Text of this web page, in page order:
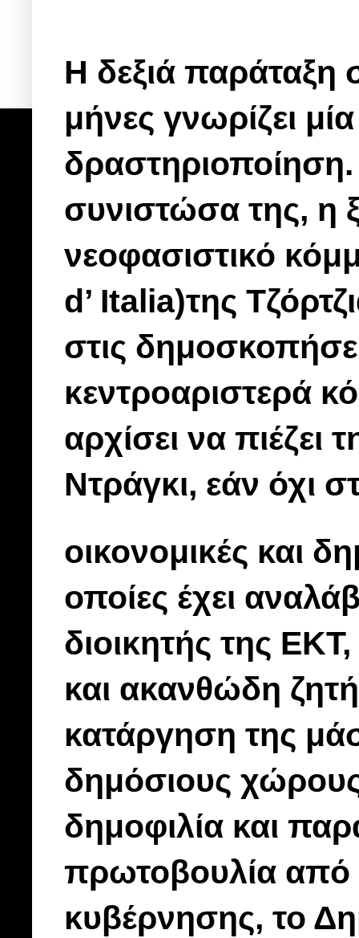
Η δεξιά παράταξη
μήνες γνωρίζει
συνιστώσα της, η
νεοφασιστικό
d’ Italia)της
στις
κεντροαριστερά
αρχίσει να
Ντράγκι, εάν όχι
οικονομικές και
οποίες έχει
διοικητής της
και ακανθώδη
κατάργηση της
δημόσιους
δημοφιλία και
πρωτοβουλία από
κυβέρνησης, το